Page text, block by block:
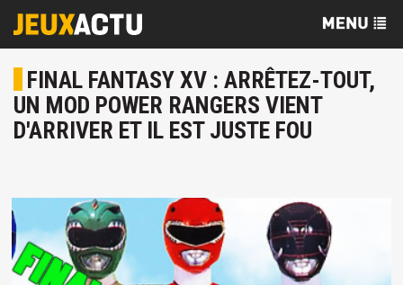
FINAL FANTASY XV : ARRÊTEZ-TOUT,
UN MOD POWER RANGERS VIENT
D'ARRIVER ET IL EST JUSTE FOU